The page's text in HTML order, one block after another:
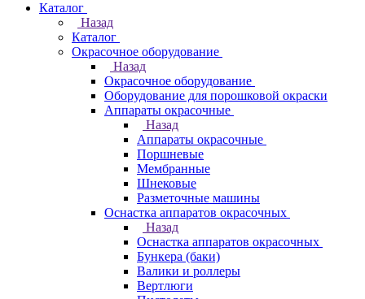
Каталог
Назад
Каталог
Окрасочное оборудование
Назад
Окрасочное оборудование
Оборудование для порошковой окраски
Аппараты окрасочные
Назад
Аппараты окрасочные
Поршневые
Мембранные
Шнековые
Разметочные машины
Оснастка аппаратов окрасочных
Назад
Оснастка аппаратов окрасочных
Бункера (баки)
Валики и роллеры
Вертлюги